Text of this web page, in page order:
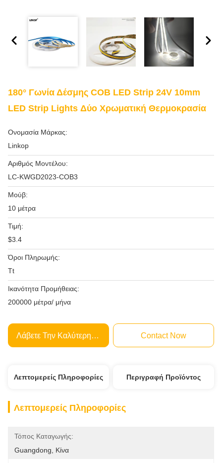
180° Γωνία Δέσμης COB LED Strip 24V 10mm
LED Strip Lights Δύο Χρωματική Θερμοκρασία
Ονομασία Μάρκας:
Linkop
Αριθμός Μοντέλου:
LC-KWGD2023-COB3
Μούβ:
10 μέτρα
Τιμή:
$3.4
Όροι Πληρωμής:
Tt
Ικανότητα Προμήθειας:
200000 μέτρα/ μήνα
Λάβετε Την Καλύτερη Τιμή Contact Now
Λεπτομερείς Πληροφορίες Περιγραφή Προϊόντος
Λεπτομερείς Πληροφορίες
Τόπος Καταγωγής:
Guangdong, Κίνα